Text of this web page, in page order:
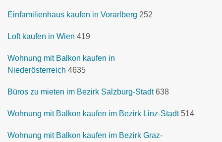
Einfamilienhaus kaufen in Vorarlberg 252
Loft kaufen in Wien 419
Wohnung mit Balkon kaufen in
Niederösterreich 4635
Büros zu mieten im Bezirk Salzburg-Stadt 638
Wohnung mit Balkon kaufen im Bezirk Linz-Stadt 514
Wohnung mit Balkon kaufen im Bezirk Graz-